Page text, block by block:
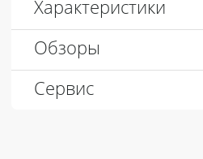
Характеристики
Обзоры
Сервис